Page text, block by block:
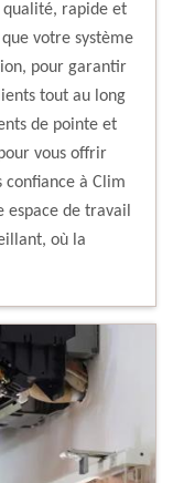
qualité, rapide et
votre système
pour garantir
tout au long
de pointe et
vous offrir
à Clim
de travail
où la